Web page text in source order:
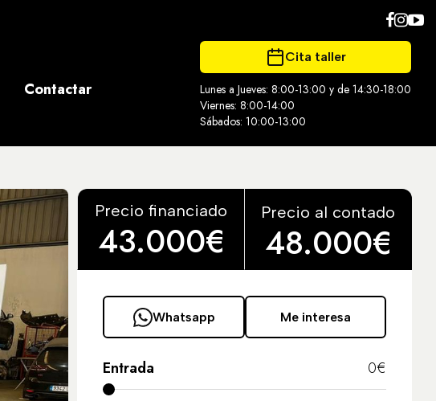
Contactar
Cita taller
Lunes a Jueves: 8:00-13:00 y de 14:30-18:00
Viernes: 8:00-14:00
Sábados: 10:00-13:00
Precio financiado
43.000€
Precio al contado
48.000€
Whatsapp Me interesa
Entrada 0€